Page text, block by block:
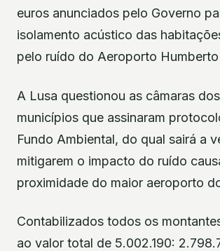
euros anunciados pelo Governo
isolamento acústico das
pelo ruído do Aeroporto
A Lusa questionou as câmaras
municípios que assinaram
Fundo Ambiental, do qual sairá a
mitigarem o impacto do ruído
proximidade do maior aeroporto
Contabilizados todos os
ao valor total de 5.002.190: